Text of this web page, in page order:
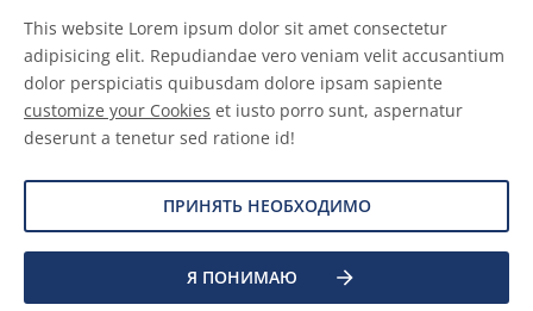
This website Lorem ipsum dolor sit amet consectetur
adipisicing elit. Repudiandae vero veniam velit accusantium
dolor perspiciatis quibusdam dolore ipsam sapiente
customize your Cookies et iusto porro sunt, aspernatur
deserunt a tenetur sed ratione id!
ПРИНЯТЬ НЕОБХОДИМО
Я ПОНИМАЮ
Очистить фильтры
2026 Allnex Netherlands B.V.
Общие условия
Отказ от ответственности
Сведения о файлах cookie
Защита данных